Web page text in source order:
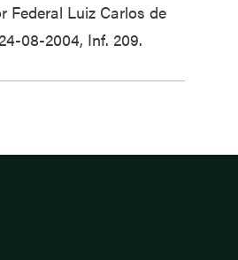
Federal Luiz Carlos de
08-2004, Inf. 209.